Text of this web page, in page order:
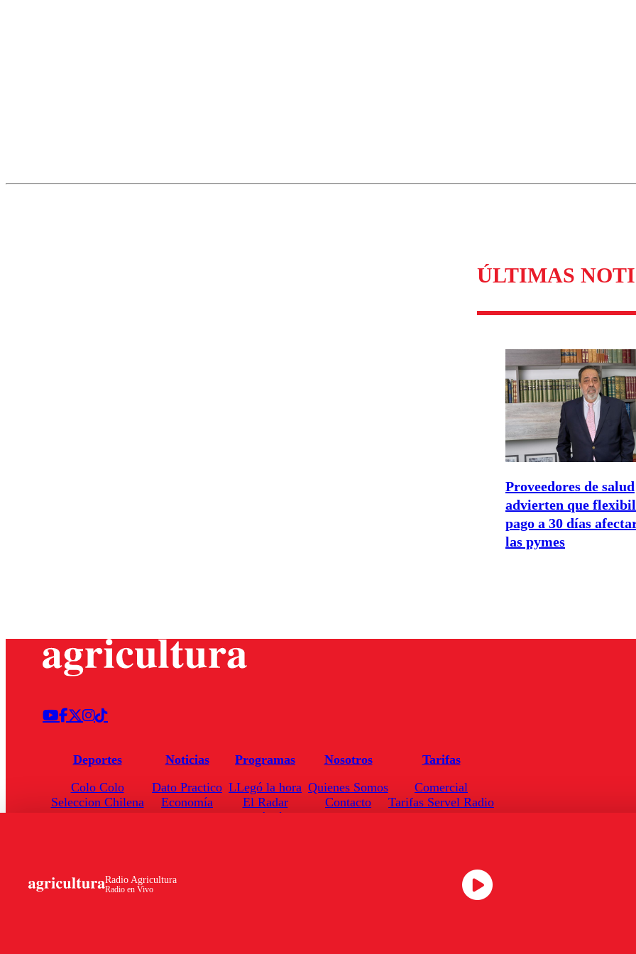
ÚLTIMAS
Proveedores de salud
advierten que
pago a 30 días
las pymes
Radio Agricultura
Radio en Vivo
Deportes
Colo Colo
Seleccion Chilena
Noticias
Dato Practico
Economía
Programas
LLegó la hora
El Radar
Enfoqué Público
Nosotros
Quienes Somos
Contacto
Tarifas
Comercial
Tarifas Servel Radio